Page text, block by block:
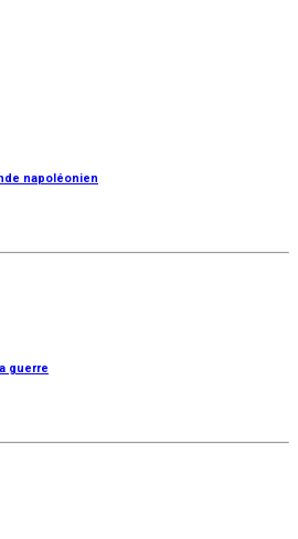
napoléonien
guerre